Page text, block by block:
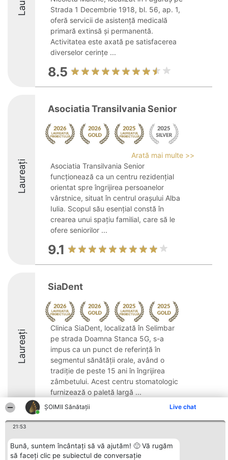
ŞOIMII Sănătații Live chat
21:53
Bună, suntem încântați să vă ajutăm! 🙂 Vă rugăm
să faceți clic pe subiectul de conversație
Strada 1 Decembrie 1918, bl. 56, ap. 1,
oferă servicii de asistență medicală
primară extinsă și permanentă.
Activitatea este axată pe satisfacerea
diverselor cerințe ...
8.5
Laureați
Asociatia Transilvania Senior
Arată mai multe >>
Asociatia Transilvania Senior
funcționează ca un centru rezidențial
orientat spre îngrijirea persoanelor
vârstnice, situat în centrul orașului Alba
Iulia. Scopul său esențial constă în
crearea unui spațiu familial, care să le
ofere seniorilor ...
9.1
Laureați
SiaDent
Clinica SiaDent, localizată în Selimbar
pe strada Doamna Stanca 5G, s-a
impus ca un punct de referință în
segmentul sănătății orale, având o
tradiție de peste 15 ani în îngrijirea
zâmbetului. Acest centru stomatologic
furnizează o paletă largă ...
10
Organizator Ranking
BRIGHT SOLUTIONS BR SRL
Plebiscyt
Câștigătorii
Contact